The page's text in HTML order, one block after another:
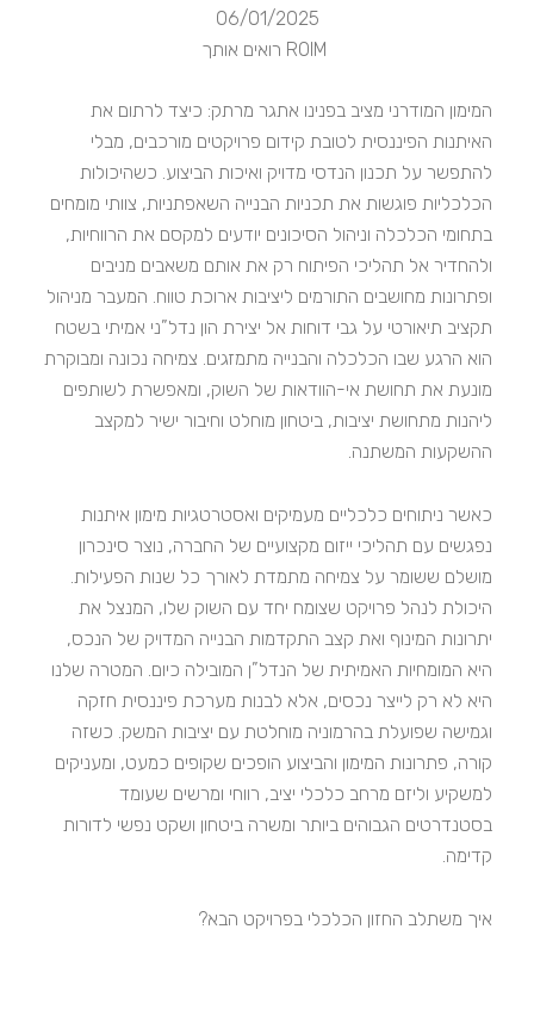
06/01/2025
ROIM רואים אותך
המימון המודרני מציב בפנינו אתגר מרתק: כיצד לרתום את
האיתנות הפיננסית לטובת קידום פרויקטים מורכבים, מבלי
להתפשר על תכנון הנדסי מדויק ואיכות הביצוע. כשהיכולות
הכלכליות פוגשות את תכניות הבנייה השאפתניות, צוותי מומחים
בתחומי הכלכלה וניהול הסיכונים יודעים למקסם את הרווחיות,
ולהחדיר אל תהליכי הפיתוח רק את אותם משאבים מניבים
ופתרונות מחושבים התורמים ליציבות ארוכת טווח. המעבר מניהול
תקציב תיאורטי על גבי דוחות אל יצירת הון נדל”ני אמיתי בשטח
הוא הרגע שבו הכלכלה והבנייה מתמזגים. צמיחה נכונה ומבוקרת
מונעת את תחושת אי-הוודאות של השוק, ומאפשרת לשותפים
ליהנות מתחושת יציבות, ביטחון מוחלט וחיבור ישיר למקצב
ההשקעות המשתנה.
כאשר ניתוחים כלכליים מעמיקים ואסטרטגיות מימון איתנות
נפגשים עם תהליכי ייזום מקצועיים של החברה, נוצר סינכרון
מושלם ששומר על צמיחה מתמדת לאורך כל שנות הפעילות.
היכולת לנהל פרויקט שצומח יחד עם השוק שלו, המנצל את
יתרונות המינוף ואת קצב התקדמות הבנייה המדויק של הנכס,
היא המומחיות האמיתית של הנדל”ן המובילה כיום. המטרה שלנו
היא לא רק לייצר נכסים, אלא לבנות מערכת פיננסית חזקה
וגמישה שפועלת בהרמוניה מוחלטת עם יציבות המשק. כשזה
קורה, פתרונות המימון והביצוע הופכים שקופים כמעט, ומעניקים
למשקיע וליזם מרחב כלכלי יציב, רווחי ומרשים שעומד
בסטנדרטים הגבוהים ביותר ומשרה ביטחון ושקט נפשי לדורות
קדימה.
איך משתלב החזון הכלכלי בפרויקט הבא?